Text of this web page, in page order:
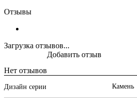
Отзывы
Загрузка отзывов...
Нет отзывов
Добавить отзыв
Дизайн серии Камень